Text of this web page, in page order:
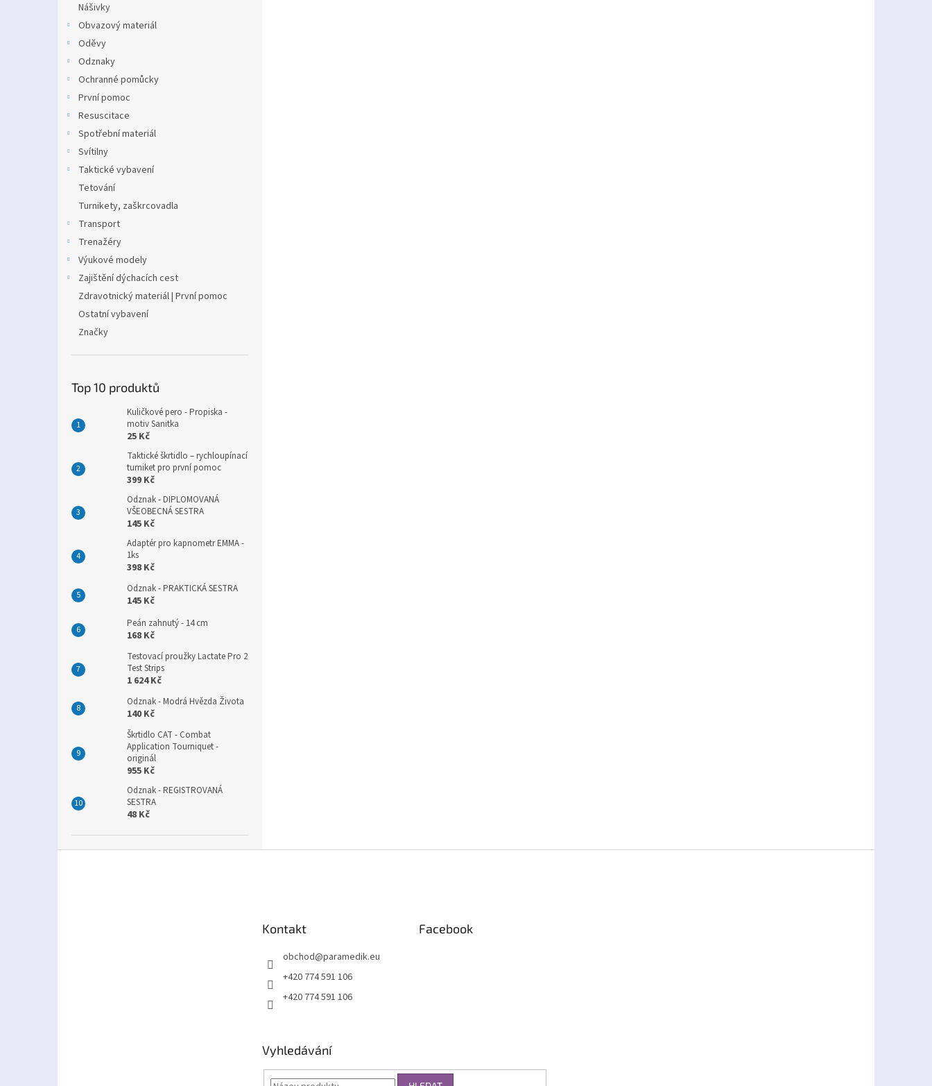
Nášivky
Obvazový materiál
Oděvy
Odznaky
Ochranné pomůcky
První pomoc
Resuscitace
Spotřební materiál
Svítilny
Taktické vybavení
Tetování
Turnikety, zaškrcovadla
Transport
Trenažéry
Výukové modely
Zajištění dýchacích cest
Zdravotnický materiál | První pomoc
Ostatní vybavení
Značky
Top 10 produktů
Kuličkové pero - Propiska -
motiv Sanitka
25 Kč
Taktické škrtidlo – rychloupínací
turniket pro první pomoc
399 Kč
Odznak - DIPLOMOVANÁ
VŠEOBECNÁ SESTRA
145 Kč
Adaptér pro kapnometr EMMA -
1ks
398 Kč
Odznak - PRAKTICKÁ SESTRA
145 Kč
Peán zahnutý - 14 cm
168 Kč
Testovací proužky Lactate Pro 2
Test Strips
1 624 Kč
Odznak - Modrá Hvězda Života
140 Kč
Škrtidlo CAT - Combat
Application Tourniquet -
originál
955 Kč
Odznak - REGISTROVANÁ
SESTRA
48 Kč
Kontakt
obchod@paramedik.eu
+420 774 591 106
+420 774 591 106
Facebook
Vyhledávání